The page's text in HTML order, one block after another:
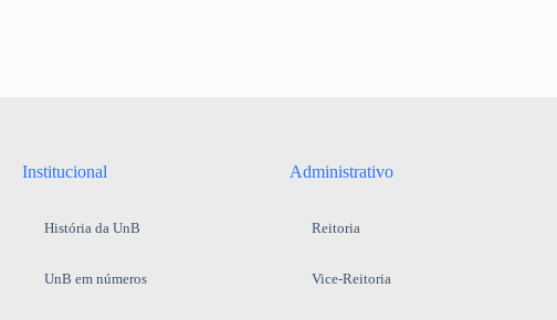
Institucional
História da UnB
UnB em números
Administrativo
Reitoria
Vice-Reitoria